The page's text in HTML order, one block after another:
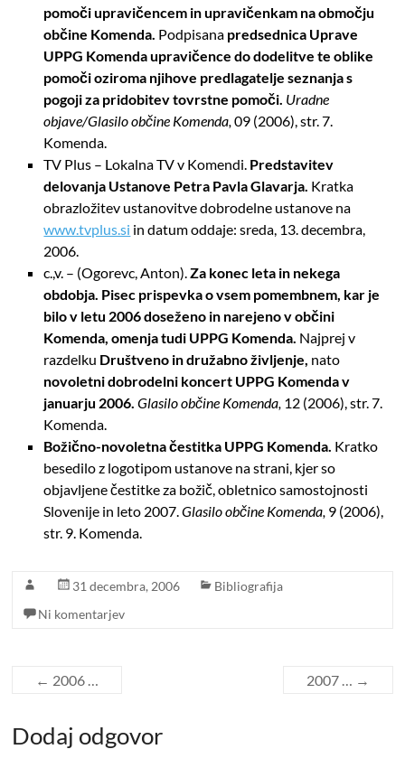
pomoči upravičencem in upravičenkam na območju
občine Komenda. Podpisana predsednica Uprave
UPPG Komenda upravičence do dodelitve te oblike
pomoči oziroma njihove predlagatelje seznanja s
pogoji za pridobitev tovrstne pomoči. Uradne
objave/Glasilo občine Komenda,09 (2006), str. 7.
Komenda.
TV Plus – Lokalna TV v Komendi. Predstavitev
delovanja Ustanove Petra Pavla Glavarja. Kratka
obrazložitev ustanovitve dobrodelne ustanove na
www.tvplus.si in datum oddaje: sreda, 13. decembra,
2006.
c.,v. – (Ogorevc, Anton).Za konec leta in nekega
obdobja. Pisec prispevka o vsem pomembnem, kar je
bilo v letu 2006 doseženo in narejeno v občini
Komenda, omenja tudi UPPG Komenda. Najprej v
razdelku Društveno in družabnoživljenje, nato
novoletni dobrodelni koncert UPPG Komenda v
januarju 2006. Glasilo občine Komenda, 12 (2006), str. 7.
Komenda.
Božično-novoletna čestitka UPPG Komenda. Kratko
besedilo z logotipom ustanove na strani, kjer so
objavljene čestitke za božič, obletnico samostojnosti
Slovenije in leto 2007.Glasilo občine Komenda, 9 (2006),
str. 9. Komenda.
31 decembra, 2006
Bibliografija
Ni komentarjev
← 2006 … 2007 … →
Dodaj odgovor